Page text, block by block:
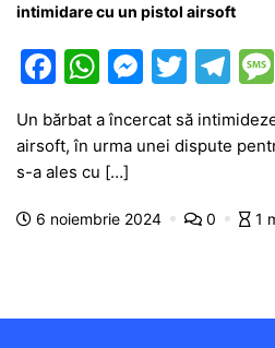
intimidare cu un pistol airsoft
F
c
e
b
o
k
W
at
s
A
p
M
s
e
er
T
itt
T
e
a
m
Un bărbat a încercat să
airsoft, în urma unei dispute
s-a ales cu […]
6 noiembrie 2024 0 1